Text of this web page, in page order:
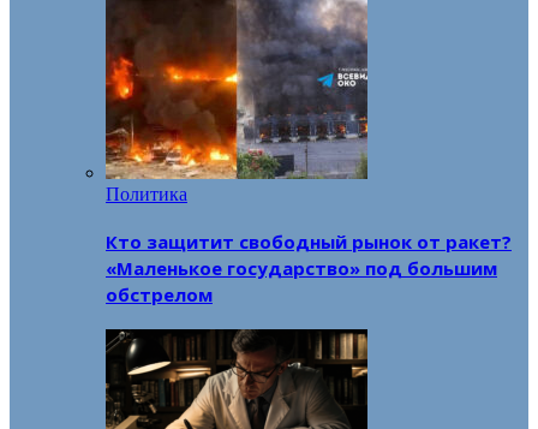
Политика
Кто защитит свободный рынок от ракет?
«Маленькое государство» под большим
обстрелом